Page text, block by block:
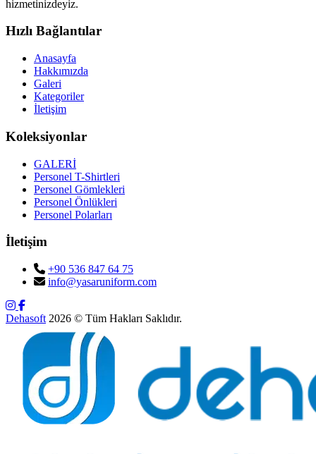
hizmetinizdeyiz.
Hızlı Bağlantılar
Anasayfa
Hakkımızda
Galeri
Kategoriler
İletişim
Koleksiyonlar
GALERİ
Personel T-Shirtleri
Personel Gömlekleri
Personel Önlükleri
Personel Polarları
İletişim
+90 536 847 64 75
info@yasaruniform.com
Dehasoft 2026 © Tüm Hakları Saklıdır.